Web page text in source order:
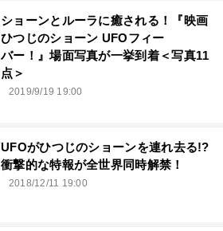
ショーンとルーラに癒される！『映画
ひつじのショーン UFOフィー
バー！』場面写真が一挙到着＜写真11
点＞
2019/9/19 19:00
UFOがひつじのショーンを連れ去る!?
衝撃的な特報が全世界同時解禁！
2018/12/11 19:00